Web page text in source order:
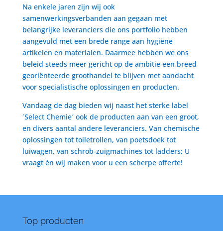
Na enkele jaren zijn wij ook
samenwerkingsverbanden aan gegaan met
belangrijke leveranciers die ons portfolio hebben
aangevuld met een brede range aan hygiëne
artikelen en materialen. Daarmee hebben we ons
beleid steeds meer gericht op de ambitie een breed
georiënteerde groothandel te blijven met aandacht
voor specialistische oplossingen en producten.
Vandaag de dag bieden wij naast het sterke label
´Select Chemie´ ook de producten aan van een groot,
en divers aantal andere leveranciers. Van chemische
oplossingen tot toiletrollen, van poetsdoek tot
luiwagen, van schrob-zuigmachines tot ladders; U
vraagt èn wij maken voor u een scherpe offerte!
Top producten